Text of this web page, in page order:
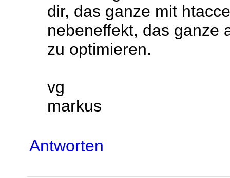
dir, das ganze mit
nebeneffekt, das ganze
zu optimieren.
vg
markus
Antworten